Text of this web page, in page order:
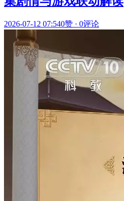
2026-07-12 07:540赞 · 0评论